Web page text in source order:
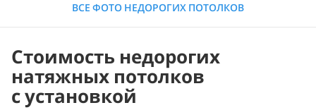
ВСЕ ФОТО НЕДОРОГИХ ПОТОЛКОВ
Стоимость недорогих
натяжных потолков
с установкой